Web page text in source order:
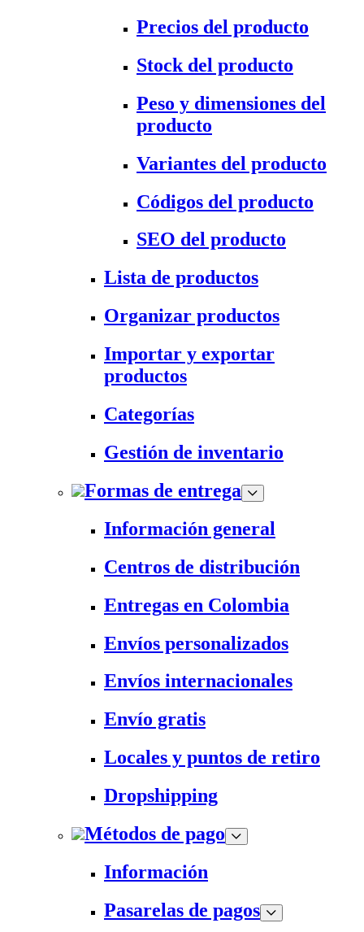
Precios del producto
Stock del producto
Peso y dimensiones del
producto
Variantes del producto
Códigos del producto
SEO del producto
Lista de productos
Organizar productos
Importar y exportar
productos
Categorías
Gestión de inventario
Formas de entrega
Información general
Centros de distribución
Entregas en Colombia
Envíos personalizados
Envíos internacionales
Envío gratis
Locales y puntos de retiro
Dropshipping
Métodos de pago
Información
Pasarelas de pagos